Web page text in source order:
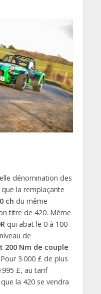
dénomination des
la remplaçante
ch du même
titre de 420. Même
qui abat le 0 à 100
de
200 Nm de couple
3.000 £ de plus
£, au tarif
la 420 se vendra